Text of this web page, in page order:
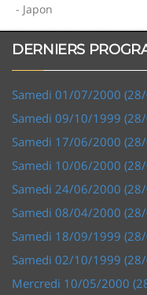
- Japon
DERNIERS
Samedi 01/07/2000
Samedi 09/10/1999
Samedi 17/06/2000
Samedi 10/06/2000
Samedi 24/06/2000
Samedi 08/04/2000
Samedi 18/09/1999
Samedi 02/10/1999
Mercredi 10/05/2000